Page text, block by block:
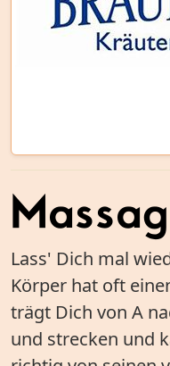
Lass' Dich mal
Körper hat oft
trägt Dich von A
und strecken und